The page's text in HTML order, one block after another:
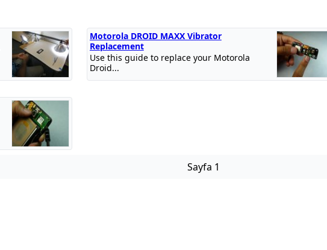
Motorola DROID MAXX Vibrator
Replacement
Use this guide to replace your Motorola
Droid...
Sayfa 1